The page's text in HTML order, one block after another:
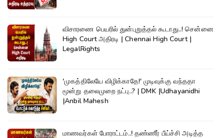
விசாரணை பெயரில் துன்புறுத்தல் கூடாது..! சென்னை
High Court அதிரடி | Chennai High Court |
LegalRights
'முகத்திலேயே விழிக்காதே!' முடிவுக்கு வந்ததா
மூன்று தலைமுறை நட்பு..? | DMK |Udhayanidhi
|Anbil Mahesh
மாணவர்கள் போராட்டம்..! தண்ணீர் பீய்ச்சி அடித்த